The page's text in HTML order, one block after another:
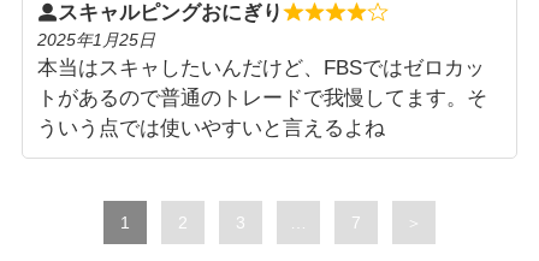
2025年1月25日
本当はスキャしたいんだけど、FBSではゼロカッ
トがあるので普通のトレードで我慢してます。そ
ういう点では使いやすいと言えるよね
スキャルピングおにぎり
Page
1 Page
2 Page
3 Page
7 ＞